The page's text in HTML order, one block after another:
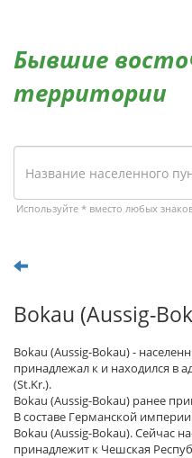
Бывшие
территории
Используйте * вместо любых
Bokau (Aussig-
Bokau (Aussig-Bokau) -
принадлежал к и находился в
(St.Kr.).
Bokau (Aussig-Bokau) ранее
В составе Германской
Bokau (Aussig-Bokau). Сейчас
принадлежит к Чешская